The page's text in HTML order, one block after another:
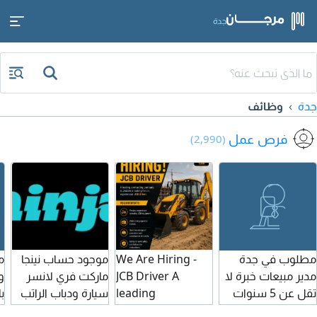
جدة
جدة وظائف
فرص عمل (2,990)
مطلوب في جدة
مدير مبيعات خبرة لا
تقل عن 5 سنوات
في مجال الكوزماتيك
We Are Hiring -
JCB Driver A
leading
contracting
موجود حساب نينجا
ماركت فري لانسر
سيارة ودباب الراتب
6500 للسيارة 4500